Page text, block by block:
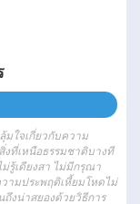
มใจเกี่ยวกับความ
ที่เหนือธรรมชาติบางที
รู้เดียงสา ไม่มีกรุณา
ามประพฤติเหี้ยมโหดไม่
งน่าสยองด้วยวิธีการ